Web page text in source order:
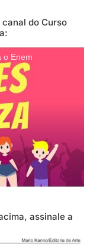
do Curso
o Enem
assinale a